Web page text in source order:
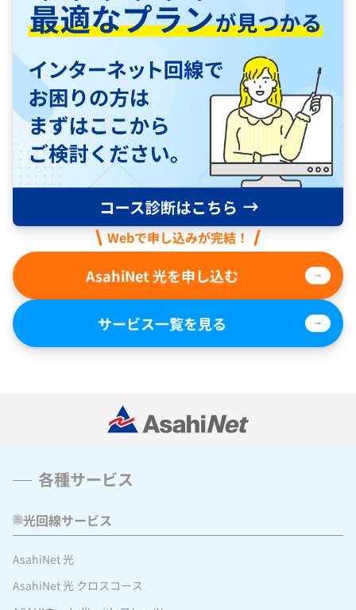
Webで申し込みが完結！
AsahiNet 光を申し込む
サービス一覧を見る
各種サービス
光回線サービス
AsahiNet 光
AsahiNet 光 クロスコース